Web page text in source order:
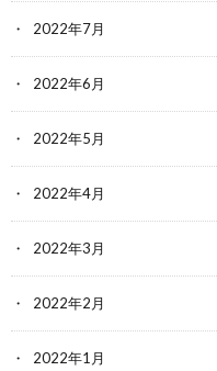
2022年7月
2022年6月
2022年5月
2022年4月
2022年3月
2022年2月
2022年1月